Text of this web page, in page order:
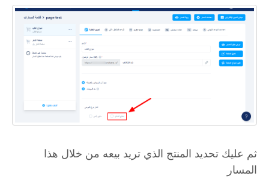
ثم عليك تحديد المنتج الذي تريد بيعه من خلال هذا
المسار